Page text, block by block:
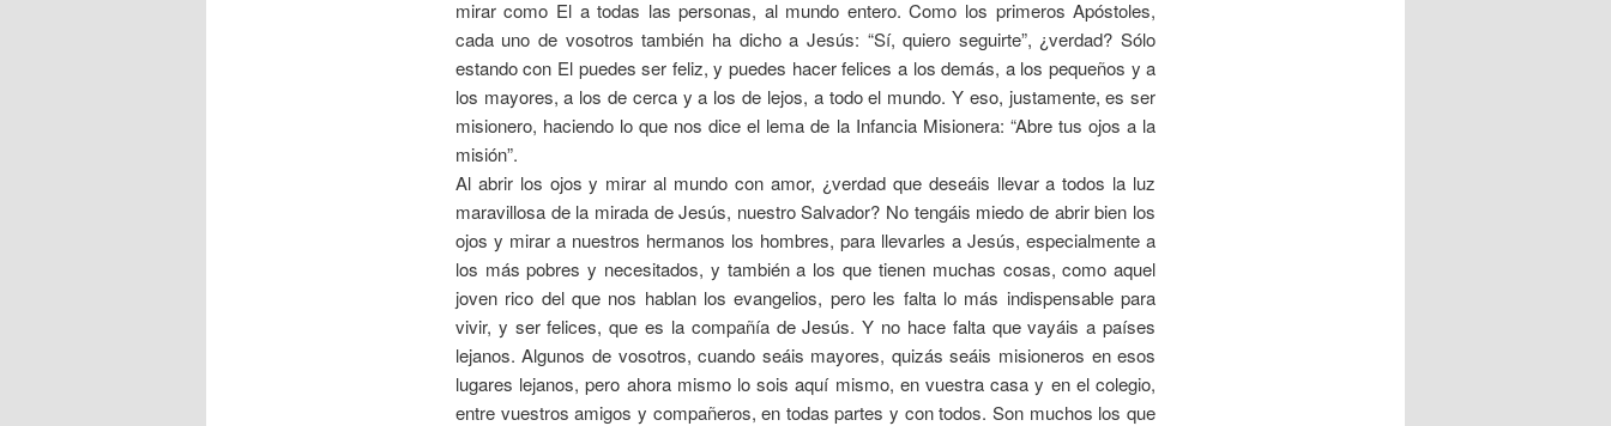
mirar como El a todas las personas, al mundo entero. Como los primeros Apóstoles,
cada uno de vosotros también ha dicho a Jesús: “Sí, quiero seguirte”, ¿verdad? Sólo
estando con El puedes ser feliz, y puedes hacer felices a los demás, a los pequeños y a
los mayores, a los de cerca y a los de lejos, a todo el mundo. Y eso, justamente, es ser
misionero, haciendo lo que nos dice el lema de la Infancia Misionera: “Abre tus ojos a la
misión”.
Al abrir los ojos y mirar al mundo con amor, ¿verdad que deseáis llevar a todos la luz
maravillosa de la mirada de Jesús, nuestro Salvador? No tengáis miedo de abrir bien los
ojos y mirar a nuestros hermanos los hombres, para llevarles a Jesús, especialmente a
los más pobres y necesitados, y también a los que tienen muchas cosas, como aquel
joven rico del que nos hablan los evangelios, pero les falta lo más indispensable para
vivir, y ser felices, que es la compañía de Jesús. Y no hace falta que vayáis a países
lejanos. Algunos de vosotros, cuando seáis mayores, quizás seáis misioneros en esos
lugares lejanos, pero ahora mismo lo sois aquí mismo, en vuestra casa y en el colegio,
entre vuestros amigos y compañeros, en todas partes y con todos. Son muchos los que